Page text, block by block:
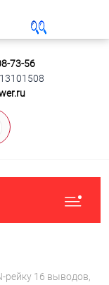
73-56
рейку 16 выводов,